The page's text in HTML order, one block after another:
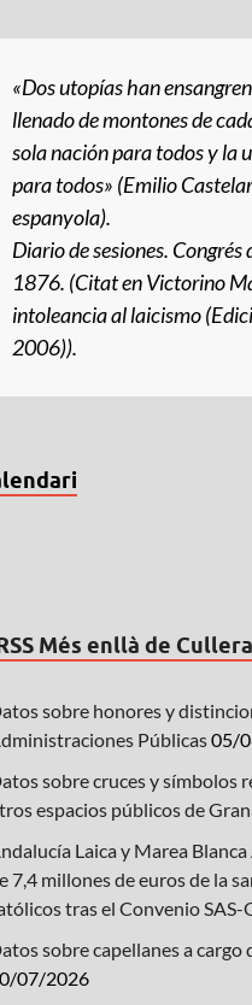
«Dos utopías han
llenado de montones de
sola nación para todos y la
para todos» (Emilio
espanyola).
Diario de sesiones. Congrés
1876. (Citat en Victorino
intoleancia al laicismo
2006)).
Més enllà de
sobre honores y
Públicas05/
sobre cruces y símbolos
espacios públicos de
Laica y Marea
7,4 millones de euros de la
tras el Convenio SAS-
sobre capellanes a cargo
07/2026